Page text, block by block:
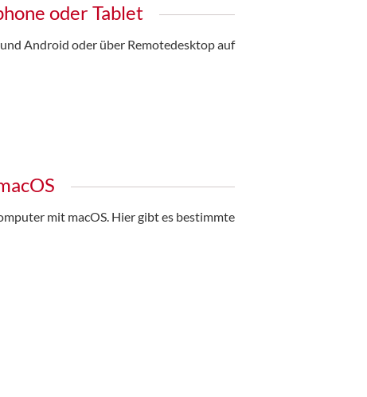
oder Tablet
Android oder über Remotedesktop auf
mit macOS. Hier gibt es bestimmte